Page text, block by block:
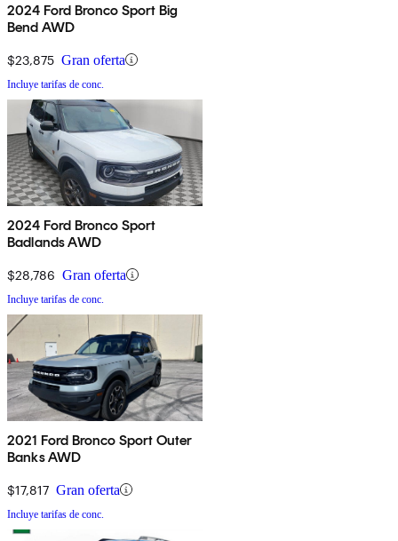
2024 Ford Bronco Sport Big
Bend AWD
$23,875 Gran oferta
Incluye tarifas de conc.
2024 Ford Bronco Sport
Badlands AWD
$28,786 Gran oferta
Incluye tarifas de conc.
2021 Ford Bronco Sport Outer
Banks AWD
$17,817 Gran oferta
Incluye tarifas de conc.